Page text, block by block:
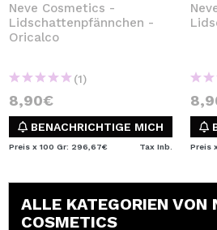
Neve Cosmetics -
Lidschattenpfännchen -
Oricalco
(1)
8,90€
BENACHRICHTIGE MICH
Preis x 100 Gr: 296,67€ Tax Inb. Preis
ALLE KATEGORIEN VON
COSMETICS